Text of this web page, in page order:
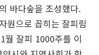
바다숲을 조성했다.
원으로 꼽히는 잘피림
월 잘피 1000주를 이